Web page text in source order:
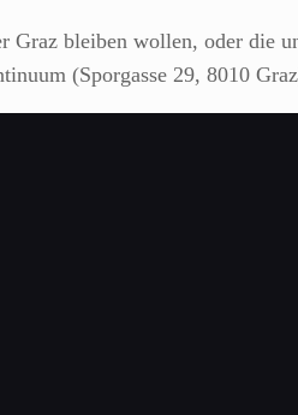
Graz bleiben wollen, oder die
(Sporgasse 29, 8010